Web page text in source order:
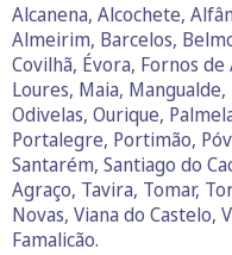
Alcanena, Alcochete,
Almeirim, Barcelos,
Covilhã, Évora, Fornos
Loures, Maia,
Odivelas, Ourique,
Portalegre, Portimão,
Santarém, Santiago do
Agraço, Tavira, Tomar,
Novas, Viana do Castelo,
Famalicão.